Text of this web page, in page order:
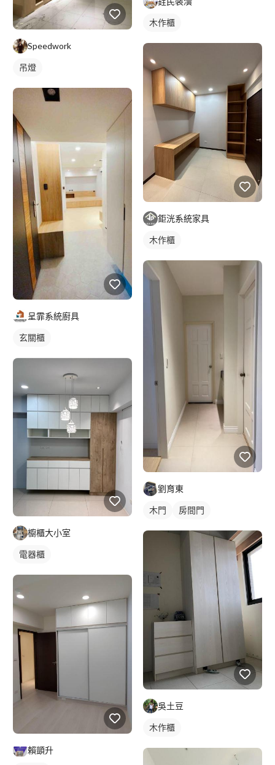
Speedwork
吊燈
呈霏系統廚具
玄關櫃
櫥櫃大小室
電器櫃
賴顗升
木作櫃
鉅洸系統家具
木作櫃
劉育東
木門 房間門
吳土豆
木作櫃